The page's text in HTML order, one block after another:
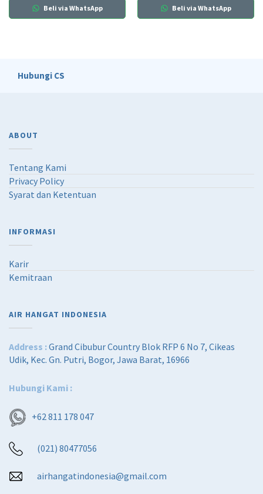
Beli via WhatsApp Beli via WhatsApp
Hubungi CS
ABOUT
Tentang Kami
Privacy Policy
Syarat dan Ketentuan
INFORMASI
Karir
Kemitraan
AIR HANGAT INDONESIA
Address :Grand Cibubur Country Blok RFP 6 No 7, Cikeas
Udik, Kec. Gn. Putri, Bogor, Jawa Barat, 16966
Hubungi Kami :
+62 811 178 047
(021) 80477056
airhangatindonesia@gmail.com